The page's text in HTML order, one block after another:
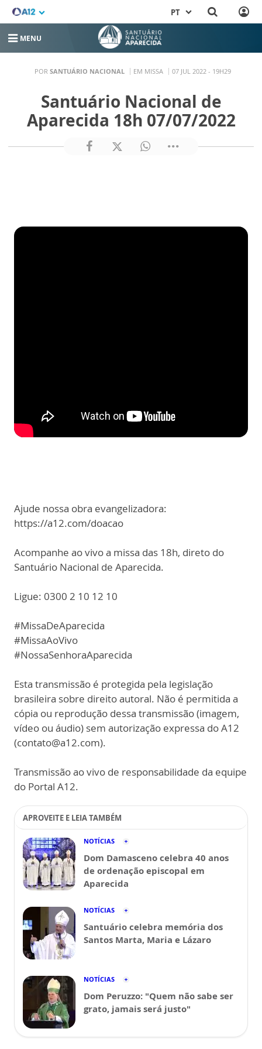
PT
MENU
POR SANTUÁRIO NACIONAL EM MISSA 07 JUL 2022 - 19H29
Santuário Nacional de
Aparecida 18h 07/07/2022
Ajude nossa obra evangelizadora:
https://a12.com/doacao
Acompanhe ao vivo a missa das 18h, direto do
Santuário Nacional de Aparecida.
Ligue: 0300 2 10 12 10
#MissaDeAparecida
#MissaAoVivo
#NossaSenhoraAparecida
Esta transmissão é protegida pela legislação
brasileira sobre direito autoral. Não é permitida a
cópia ou reprodução dessa transmissão (imagem,
vídeo ou áudio) sem autorização expressa do A12
(contato@a12.com).
Transmissão ao vivo de responsabilidade da equipe
do Portal A12.
APROVEITE E LEIA TAMBÉM
NOTÍCIAS
Dom Damasceno celebra 40 anos
de ordenação episcopal em
Aparecida
NOTÍCIAS
Santuário celebra memória dos
Santos Marta, Maria e Lázaro
NOTÍCIAS
Dom Peruzzo: "Quem não sabe ser
grato, jamais será justo"